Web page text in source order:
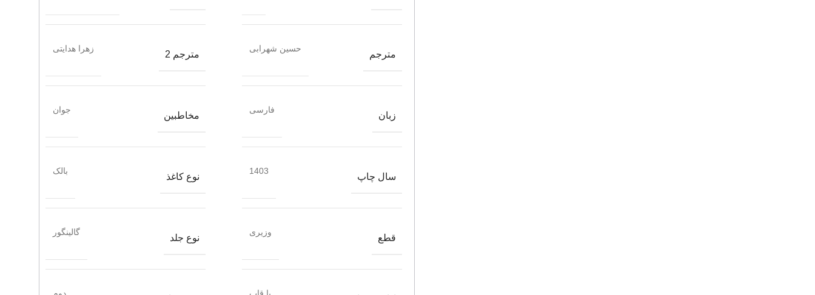
مترجم
حسین شهرابی
مترجم 2
زهرا هدایتی
زبان
فارسی
مخاطبین
جوان
سال چاپ
1403
نوع کاغذ
بالک
قطع
وزیری
نوع جلد
گالینگور